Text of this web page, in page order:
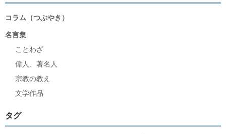
コラム（つぶやき）
名言集
ことわざ
偉人、著名人
宗教の教え
文学作品
タグ